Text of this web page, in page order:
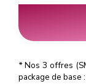
*Nos 3 offres
package de base :